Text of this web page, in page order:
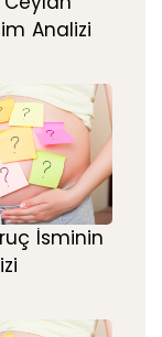
Analizi
İsminin